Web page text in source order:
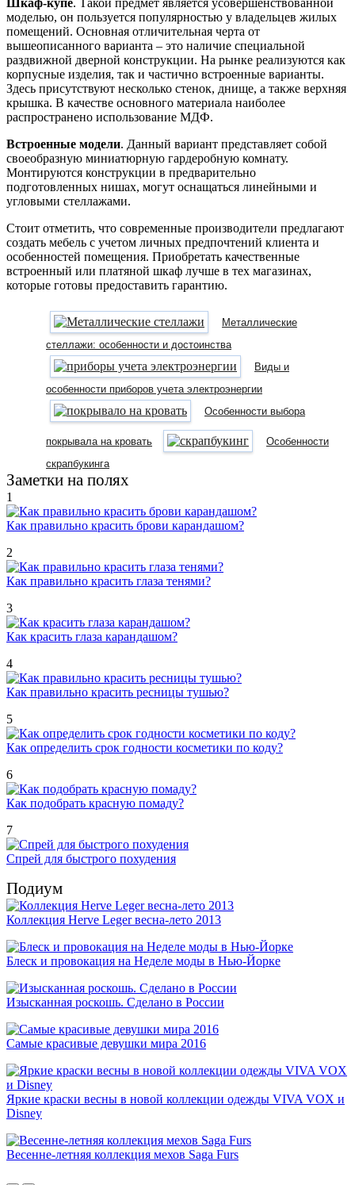
моделью, он пользуется популярностью у владельцев жилых
помещений. Основная отличительная черта от
вышеописанного варианта – это наличие специальной
раздвижной дверной конструкции. На рынке реализуются как
корпусные изделия, так и частично встроенные варианты.
Здесь присутствуют несколько стенок, днище, а также верхняя
крышка. В качестве основного материала наиболее
распространено использование МДФ.
Встроенные модели. Данный вариант представляет собой
своеобразную миниатюрную гардеробную комнату.
Монтируются конструкции в предварительно
подготовленных нишах, могут оснащаться линейными и
угловыми стеллажами.
Стоит отметить, что современные производители предлагают
создать мебель с учетом личных предпочтений клиента и
особенностей помещения. Приобретать качественные
встроенный или платяной шкаф лучше в тех магазинах,
которые готовы предоставить гарантию.
Металлические
стеллажи: особенности и достоинства
Виды и
особенности приборов учета электроэнергии
Особенности выбора
покрывала на кровать
Особенности
скрапбукинга
Заметки на полях
1
Как правильно красить брови карандашом?
2
Как правильно красить глаза тенями?
3
Как красить глаза карандашом?
4
Как правильно красить ресницы тушью?
5
Как определить срок годности косметики по коду?
6
Как подобрать красную помаду?
7
Спрей для быстрого похудения
Подиум
Коллекция Herve Leger весна-лето 2013
Блеск и провокация на Неделе моды в Нью-Йорке
Изысканная роскошь. Сделано в России
Самые красивые девушки мира 2016
Яркие краски весны в новой коллекции одежды VIVA VOX и
Disney
Весенне-летняя коллекция мехов Saga Furs